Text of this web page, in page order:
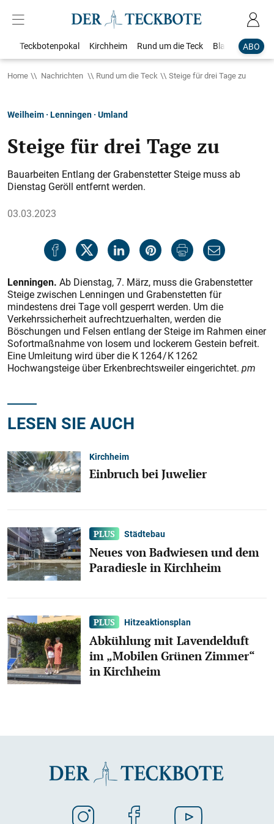
ABO
Teckbotenpokal Kirchheim Rund um die Teck Blaulicht
Home Nachrichten Rund um die Teck Steige für drei Tage zu
Weilheim · Lenningen · Umland
Steige für drei Tage zu
Bauarbeiten Entlang der Grabenstetter Steige muss ab
Dienstag Geröll entfernt werden.
03.03.2023
Lenningen. Ab Dienstag, 7. März, muss die Grabenstetter
Steige zwischen Lenningen und Grabenstetten für
mindestens drei Tage voll gesperrt werden. Um die
Verkehrssicherheit aufrechtzuerhalten, werden die
Böschungen und Felsen entlang der Steige im Rahmen einer
Sofortmaßnahme von losem und lockerem Gestein befreit.
Eine Umleitung wird über die K 1264 / K 1262
Hochwangsteige über Erkenbrechtsweiler eingerichtet. pm
LESEN SIE AUCH
Kirchheim
Einbruch bei Juwelier
Städtebau
Neues von Badwiesen und dem
Paradiesle in Kirchheim
Hitzeaktionsplan
Abkühlung mit Lavendelduft
im „Mobilen Grünen Zimmer“
in Kirchheim